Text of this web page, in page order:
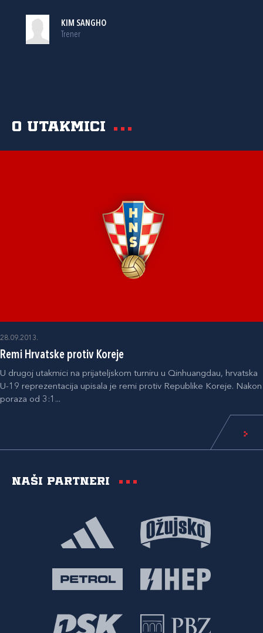
KIM SANGHO
Trener
O utakmici
28.09.2013.
Remi Hrvatske protiv Koreje
U drugoj utakmici na prijateljskom turniru u Qinhuangdau, hrvatska
U-19 reprezentacija upisala je remi protiv Republike Koreje. Nakon
poraza od 3:1...
Naši partneri